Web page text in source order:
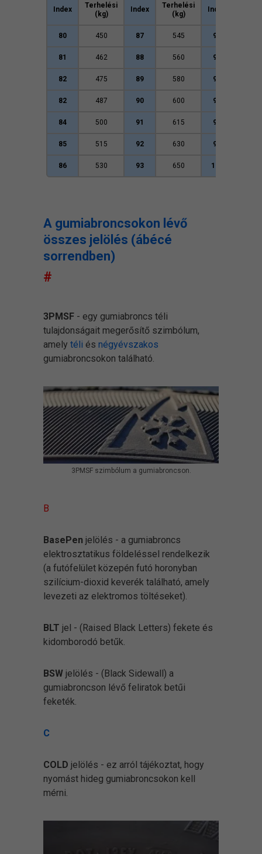
Index
Terhelési
(kg)
Index
Terhelési
(kg)
Index
80 450 87 545 94
81 462 88 560 95
82 475 89 580 96
82 487 90 600 97
84 500 91 615 98
85 515 92 630 99
86 530 93 650 100
A gumiabroncsokon lévő
összes jelölés (ábécé
sorrendben)
#
3PMSF - egy gumiabroncs téli
tulajdonságait megerősítő szimbólum,
amely téli és négyévszakos
gumiabroncsokon található.
3PMSF szimbólum a gumiabroncson.
B
BasePen jelölés - a gumiabroncs
elektrosztatikus földeléssel rendelkezik
(a futófelület közepén futó horonyban
szilícium-dioxid keverék található, amely
levezeti az elektromos töltéseket).
BLT jel - (Raised Black Letters) fekete és
kidomborodó betűk.
BSW jelölés - (Black Sidewall) a
gumiabroncson lévő feliratok betűi
feketék.
C
COLD jelölés - ez arról tájékoztat, hogy
nyomást hideg gumiabroncsokon kell
mérni.